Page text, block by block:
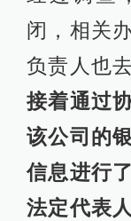
闭，相关
负责人也
接着通过
该公司的
信息进行
法定代表